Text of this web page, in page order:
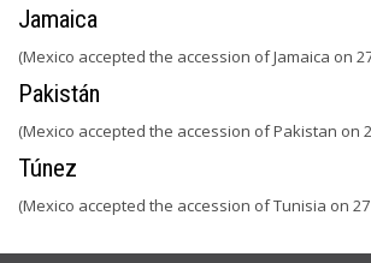
Jamaica
(Mexico accepted the accession of Jamaica on
Pakistán
(Mexico accepted the accession of Pakistan on
Túnez
(Mexico accepted the accession of Tunisia on